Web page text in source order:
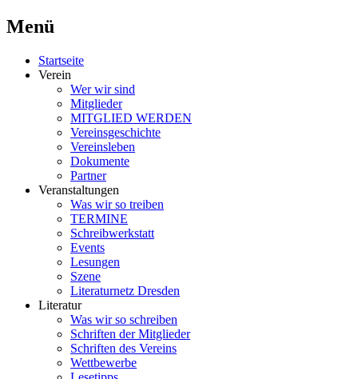
Menü
Zum
Inhalt
Startseite
Verein
Wer wir sind
Mitglieder
MITGLIED WERDEN
Vereinsgeschichte
Vereinsleben
Dokumente
Partner
Veranstaltungen
Was wir so treiben
TERMINE
Schreibwerkstatt
Events
Lesungen
Szene
Literaturnetz Dresden
Literatur
Was wir so schreiben
Schriften der Mitglieder
Schriften des Vereins
Wettbewerbe